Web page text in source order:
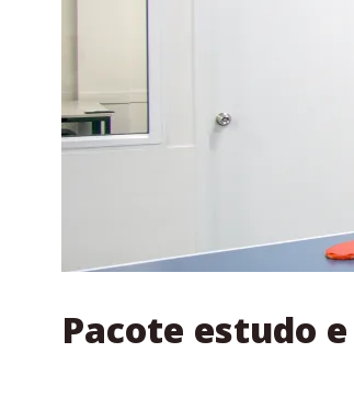
Pacote estudo